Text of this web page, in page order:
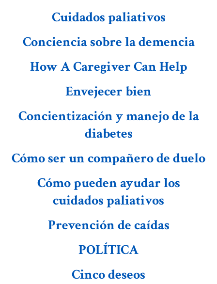
Cuidados paliativos
Conciencia sobre la demencia
How A Caregiver Can Help
Envejecer bien
Concientización y manejo de la
diabetes
Cómo ser un compañero de duelo
Cómo pueden ayudar los
cuidados paliativos
Prevención de caídas
POLÍTICA
Cinco deseos